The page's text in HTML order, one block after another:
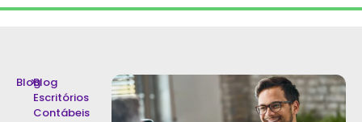
Blog
>Blog
Escritórios
Contábeis